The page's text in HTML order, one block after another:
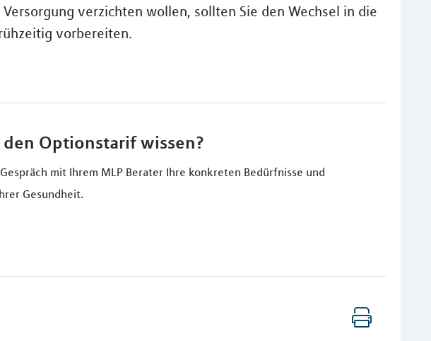
verzichten wollen, sollten Sie den Wechsel in die
vorbereiten.
Optionstarif wissen?
mit Ihrem MLP Berater Ihre konkreten Bedürfnisse und
Gesundheit.